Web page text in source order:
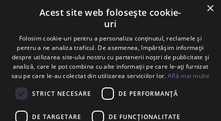
© 2026. Porsche Inter Auto Romania. Toate drepturile rezervate.
Porsche Inter Auto Romania SRL
RO22188461 J2007002067233
B-dul Pipera, nr. 2, Sala 1, Etaj 2, Voluntari, jud.Ilfov - sediu
social
B-dul Pipera, nr. 1/X, Centrul Porsche București – PCB,
Voluntari, jud. Ilfov – punct de lucru
Calea Lugojului, nr. 136, loc. Ghiroda, jud. Timiș – punct de
×
Acest site web folosește cookie-
uri
Folosim cookie-uri pentru a personaliza conținutul, reclamele și
pentru a ne analiza traficul. De asemenea, împărtășim informații
despre utilizarea site-ului nostru cu partenerii noștri de publicitate și
analiză, care le pot combina cu alte informații pe care le-ați furnizat
sau pe care le-au colectat din utilizarea serviciilor lor. Află mai multe
STRICT NECESARE DE PERFORMANȚĂ
DE TARGETARE DE FUNCŢIONALITATE